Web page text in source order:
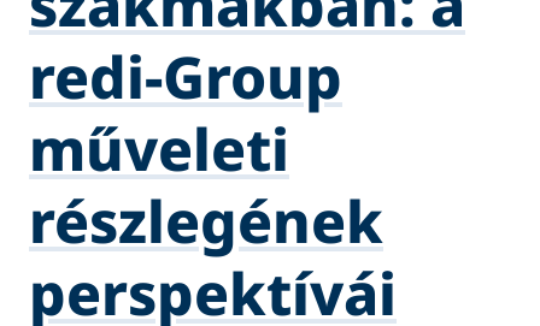
redi-Group
műveleti
részlegének
perspektívái